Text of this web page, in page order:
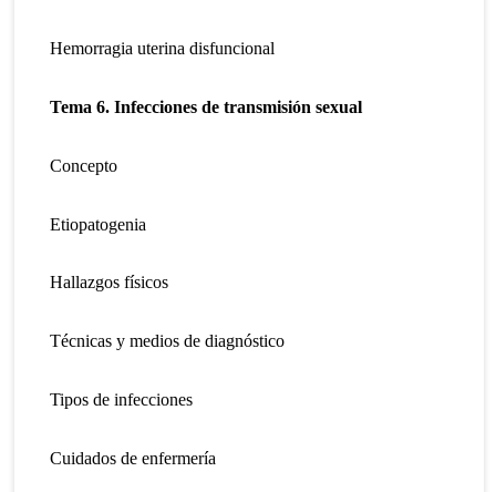
Hemorragia uterina disfuncional
Tema 6. Infecciones de transmisión sexual
Concepto
Etiopatogenia
Hallazgos físicos
Técnicas y medios de diagnóstico
Tipos de infecciones
Cuidados de enfermería